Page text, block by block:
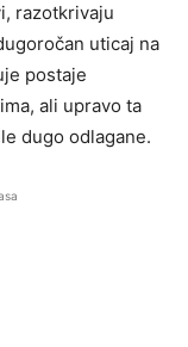
razotkrivaju
uticaj na
postaje
ali upravo ta
dugo odlagane.